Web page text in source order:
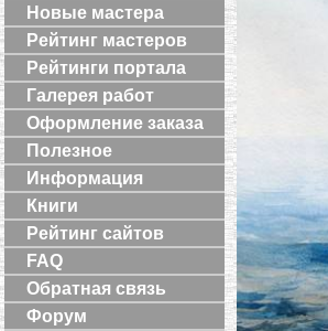
Новые мастера
Рейтинг мастеров
Рейтинги портала
Галерея работ
Оформление заказа
Полезное
Информация
Книги
Рейтинг сайтов
FAQ
Обратная связь
Форум